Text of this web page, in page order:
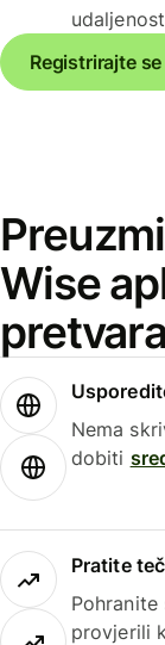
Registrirajte se
Wise
Nema
dobiti
Pratite
provjerili